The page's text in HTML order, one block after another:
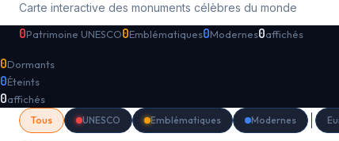
Carte interactive des monuments célèbres du monde
0Patrimoine UNESCO0Emblématiques0Modernes0affichés
0Dormants
0Éteints
0affichés
Tous UNESCO Emblématiques Modernes